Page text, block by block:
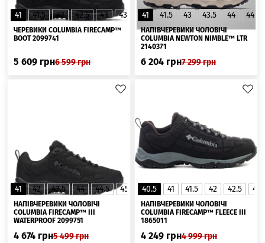
41 41.5 42 42.5 43 43.5 44 44.5
45
▲
ЧЕРЕВИКИ COLUMBIA FIRECAMP™
BOOT 2099741
5 609 грн6 599грн
41 41.5 43 43.5 44 44.5
НАПІВЧЕРЕВИКИ ЧОЛОВІЧІ
COLUMBIA NEWTON NIMBLE™ LTR
2140371
6 204 грн7 299грн
41 42 43.5 44 44.5 45 41.5 42.5
43
▲
НАПІВЧЕРЕВИКИ ЧОЛОВІЧІ
COLUMBIA FIRECAMP™ III
WATERPROOF 2099751
4 674 грн5 499грн
40.5 41 41.5 42 42.5 43
НАПІВЧЕРЕВИКИ ЧОЛОВІЧІ
COLUMBIA FIRECAMP™ FLEECE III
1865011
4 249 грн4 999грн